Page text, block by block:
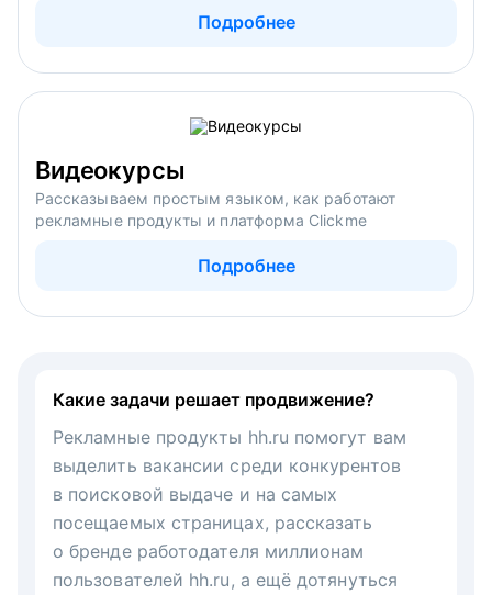
Подробнее
Видеокурсы
Рассказываем простым языком, как работают
рекламные продукты и платформа Clickme
Подробнее
Какие задачи решает продвижение?
Рекламные продукты hh.ru помогут вам
выделить вакансии среди конкурентов
в поисковой выдаче и на самых
посещаемых страницах, рассказать
о бренде работодателя миллионам
пользователей hh.ru, а ещё дотянуться